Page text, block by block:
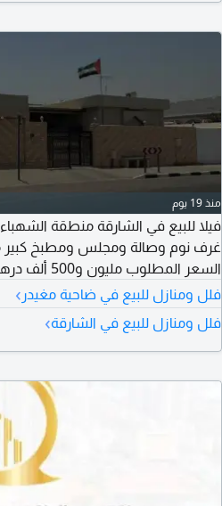
منذ 19 يوم
السعر المطلوب مليون و500 ألف درهم
فلل ومنازل للبيع في ضاحية مغيدر ›
فلل ومنازل للبيع في الشارقة›